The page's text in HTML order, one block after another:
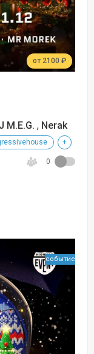
от 2100 ₽
M.E.G. , Nerak
+
0
событие